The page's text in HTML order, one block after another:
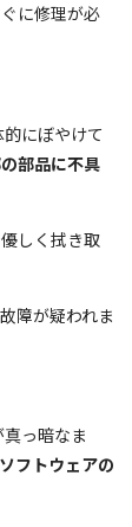
に修理が必
にぼやけて
部品に不具
しく拭き取
障が疑われま
っ暗なま
フトウェアの